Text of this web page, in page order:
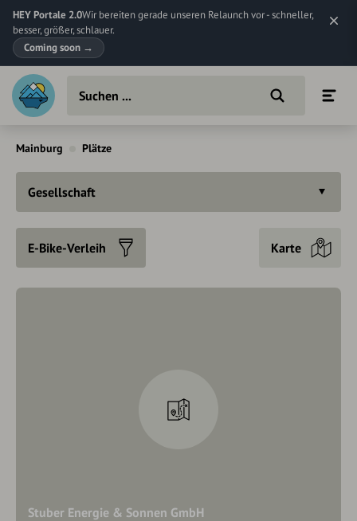
HEY Portale 2.0Wir bereiten gerade unseren Relaunch vor - schneller,
besser, größer, schlauer.
Coming soon →
Mainburg Plätze
Gesellschaft
E-Bike-Verleih Karte
Stuber Energie & Sonnen GmbH